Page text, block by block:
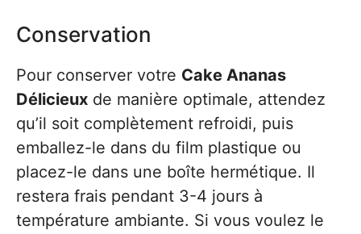
Conservation
Pour conserver votre Cake Ananas
Délicieux de manière optimale, attendez
qu’il soit complètement refroidi, puis
emballez-le dans du film plastique ou
placez-le dans une boîte hermétique. Il
restera frais pendant 3-4 jours à
température ambiante. Si vous voulez le